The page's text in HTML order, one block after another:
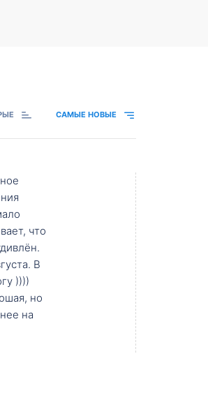
САМЫЕ НОВЫЕ
что
В
))))
но
на